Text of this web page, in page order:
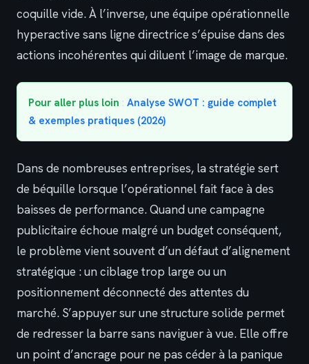
coquille vide. À l’inverse, une équipe opérationnelle
hyperactive sans ligne directrice s’épuise dans des
actions incohérentes qui diluent l’image de marque.
Pour aller plus loin : Analyse SWOT : guide complet
& exemples pratiques (2026)
Dans de nombreuses entreprises, la stratégie sert
de béquille lorsque l’opérationnel fait face à des
baisses de performance. Quand une campagne
publicitaire échoue malgré un budget conséquent,
le problème vient souvent d’un défaut d’alignement
stratégique : un ciblage trop large ou un
positionnement déconnecté des attentes du
marché. S’appuyer sur une structure solide permet
de redresser la barre sans naviguer à vue. Elle offre
un point d’ancrage pour ne pas céder à la panique